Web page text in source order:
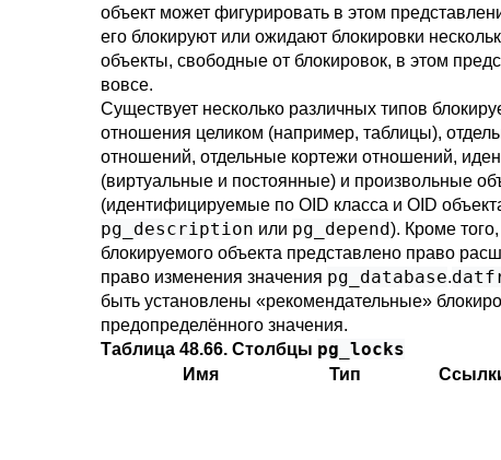
объект может фигурировать в этом
его блокируют или ожидают блокировки
объекты, свободные от блокировок, в этом
вовсе.
Существует несколько различных типов
отношения целиком (например, таблицы),
отношений, отдельные кортежи отношений,
(виртуальные и постоянные) и произвольные
(идентифицируемые по OID класса и OID
pg_description или pg_depend). Кроме
блокируемого объекта представлено право
право изменения значения pg_database.
быть установлены «рекомендательные»
предопределённого значения.
Таблица 48.66. Столбцы pg_locks
Имя Тип